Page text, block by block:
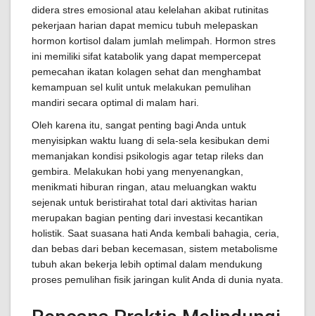
didera stres emosional atau kelelahan akibat rutinitas
pekerjaan harian dapat memicu tubuh melepaskan
hormon kortisol dalam jumlah melimpah. Hormon stres
ini memiliki sifat katabolik yang dapat mempercepat
pemecahan ikatan kolagen sehat dan menghambat
kemampuan sel kulit untuk melakukan pemulihan
mandiri secara optimal di malam hari.
Oleh karena itu, sangat penting bagi Anda untuk
menyisipkan waktu luang di sela-sela kesibukan demi
memanjakan kondisi psikologis agar tetap rileks dan
gembira. Melakukan hobi yang menyenangkan,
menikmati hiburan ringan, atau meluangkan waktu
sejenak untuk beristirahat total dari aktivitas harian
merupakan bagian penting dari investasi kecantikan
holistik. Saat suasana hati Anda kembali bahagia, ceria,
dan bebas dari beban kecemasan, sistem metabolisme
tubuh akan bekerja lebih optimal dalam mendukung
proses pemulihan fisik jaringan kulit Anda di dunia nyata.